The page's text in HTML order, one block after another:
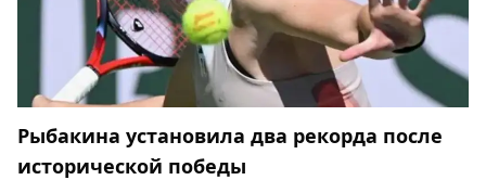
Рыбакина установила два рекорда после
исторической победы